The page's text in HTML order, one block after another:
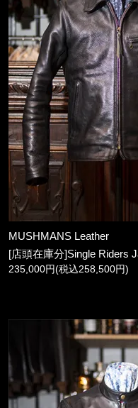
MUSHMANS Leather
[店頭在庫分]Single Riders
235,000円(税込258,500円)